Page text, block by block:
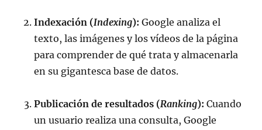
Indexación (Indexing): Google analiza el
texto, las imágenes y los vídeos de la página
para comprender de qué trata y almacenarla
en su gigantesca base de datos.
Publicación de resultados (Ranking): Cuando
un usuario realiza una consulta, Google